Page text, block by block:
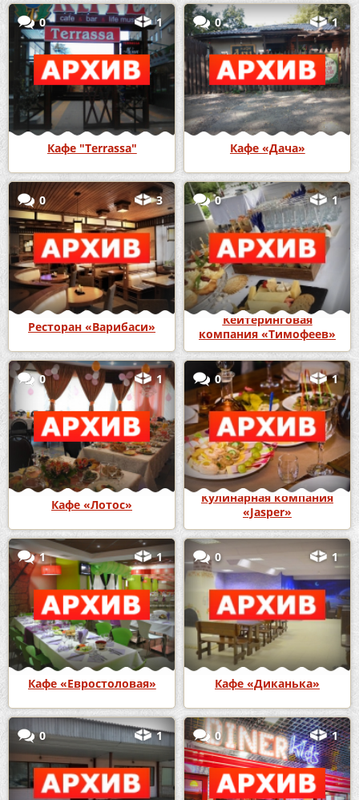
0 1
Кафе "Terrassa"
0 1
Кафе «Дача»
0 3
Ресторан «Варибаси»
0 1
Кейтеринговая
компания «Тимофеев»
0 1
Кафе «Лотос»
0 1
Кулинарная компания
«Jasper»
1 1
Кафе «Евростоловая»
0 1
Кафе «Диканька»
0 1 0 1